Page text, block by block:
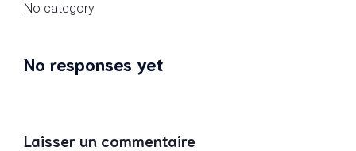
No category
No responses yet
Laisser un commentaire